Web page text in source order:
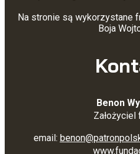
Na stronie są wykorzystane
Boja
Benon
Założyciel
email: